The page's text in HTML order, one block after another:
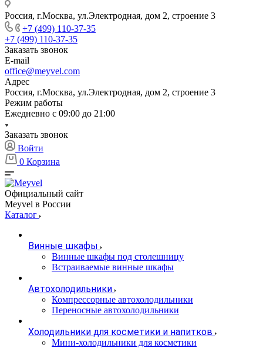
Россия, г.Москва, ул.Электродная, дом 2, строение 3
+7 (499) 110-37-35
+7 (499) 110-37-35
Заказать звонок
E-mail
office@meyvel.com
Адрес
Россия, г.Москва, ул.Электродная, дом 2, строение 3
Режим работы
Ежедневно с 09:00 до 21:00
Заказать звонок
Войти
0 Корзина
Официальный сайт
Meyvel в России
Каталог
Винные шкафы
Винные шкафы под столешницу
Встраиваемые винные шкафы
Автохолодильники
Компрессорные автохолодильники
Переносные автохолодильники
Холодильники для косметики и напитков
Мини-холодильники для косметики